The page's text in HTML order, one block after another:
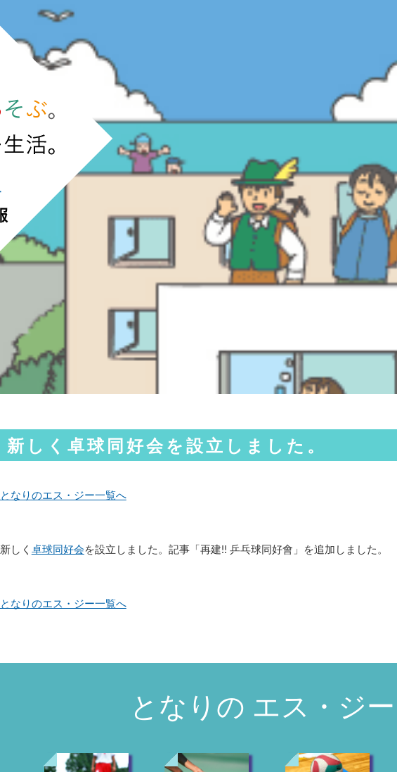
新しく卓球同好会を設立しました。
となりのエス・ジー一覧へ
新しく 卓球同好会 を設立しました。記事「再建!! 乒乓球同好會」を追加しました。
となりのエス・ジー一覧へ
となりの エス・ジー